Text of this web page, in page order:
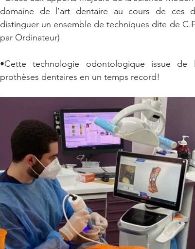
domaine de l’art dentaire au cours de ces
distinguer un ensemble de techniques dite de
par Ordinateur)
•Cette technologie odontologique issue de
prothèses dentaires en un temps record!